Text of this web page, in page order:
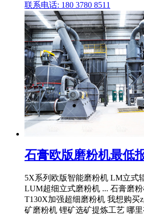
联系电话: 180 3780 8511
石膏欧版磨粉机最低
5X系列欧版智能磨粉机 LM立式
LUM超细立式磨粉机 ... 石膏磨
T130X加强超细磨粉机 我想购买
矿磨粉机 锂矿选矿提炼工艺 哪